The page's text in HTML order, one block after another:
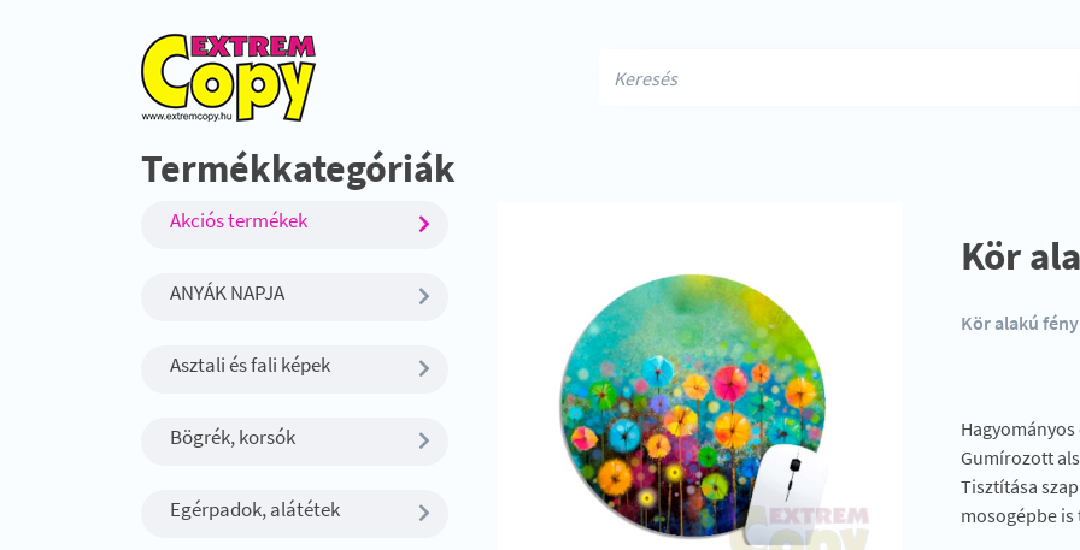
Termékkategóriák
Akciós termékek
ANYÁK NAPJA
Asztali és fali képek
Bögrék, korsók
Egérpadok, alátétek
Kör
Kör alakú
Gumírozott
Tisztítása
mosogépbe is